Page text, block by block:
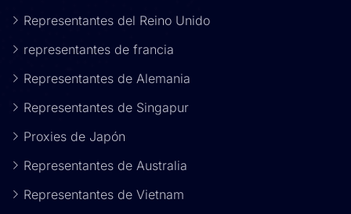
Representantes del Reino Unido
representantes de francia
Representantes de Alemania
Representantes de Singapur
Proxies de Japón
Representantes de Australia
Representantes de Vietnam